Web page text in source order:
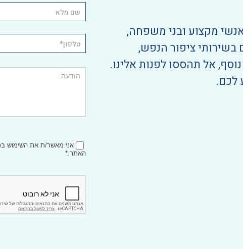
מקצוע ובני משפחה,
בשירותי ציפור הנפש,
אל תהססו לפנות אלינו.
לכם.
אני מאשר/ת את השימוש
האתר.*